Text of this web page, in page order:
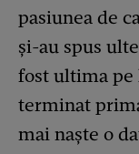
pasiunea de
și-au spus
fost ultima pe
terminat
mai naște o